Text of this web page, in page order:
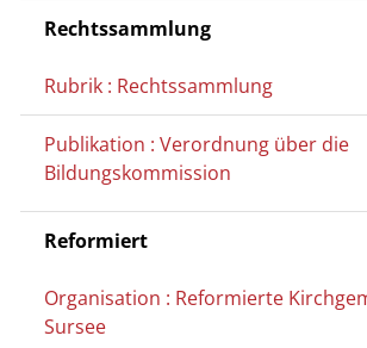
Rechtssammlung
Rubrik : Rechtssammlung
Publikation : Verordnung über die
Bildungskommission
Reformiert
Organisation : Reformierte
Sursee